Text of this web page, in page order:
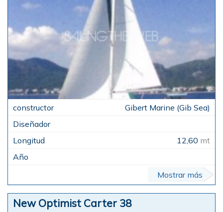
Gibert Marine (Gib Sea)
12,60 mt
Mostrar más
New Optimist Carter 38